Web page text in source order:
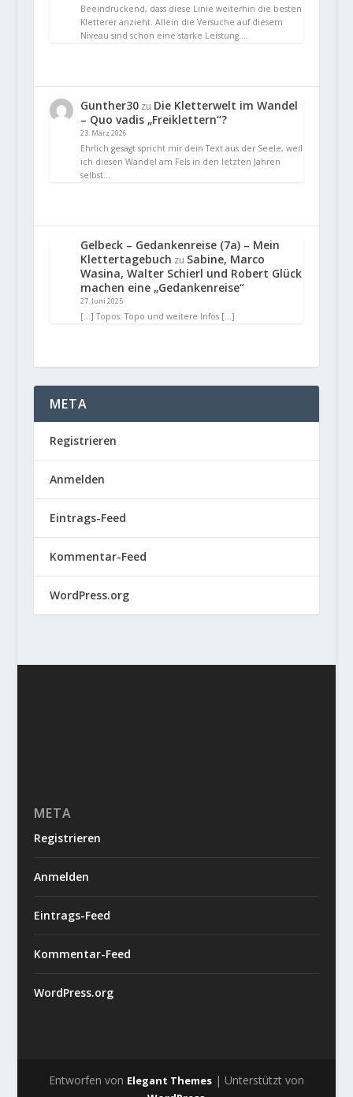
Beeindruckend, dass diese Linie weiterhin die besten
Kletterer anzieht. Allein die Versuche auf diesem
Niveau sind schon eine starke Leistung.…
Gunther30zu Die Kletterwelt im Wandel
– Quo vadis „Freiklettern“?
23. März 2026
Ehrlich gesagt spricht mir dein Text aus der Seele, weil
ich diesen Wandel am Fels in den letzten Jahren
selbst…
Gelbeck – Gedankenreise (7a) – Mein
Klettertagebuch zu Sabine, Marco
Wasina, Walter Schierl und Robert Glück
machen eine „Gedankenreise“
27. Juni 2025
[…] Topos: Topo und weitere Infos […]
META
Registrieren
Anmelden
Eintrags-Feed
Kommentar-Feed
WordPress.org
META
Registrieren
Anmelden
Eintrags-Feed
Kommentar-Feed
WordPress.org
Entworfen von Elegant Themes| Unterstützt von